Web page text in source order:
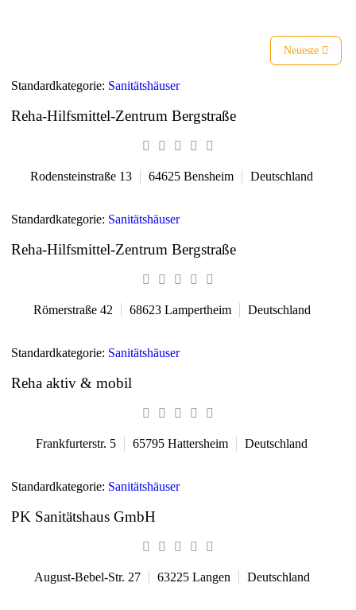
Neueste
Standardkategorie: Sanitätshäuser
Reha-Hilfsmittel-Zentrum Bergstraße
Rodensteinstraße 13 64625 Bensheim Deutschland
Standardkategorie: Sanitätshäuser
Reha-Hilfsmittel-Zentrum Bergstraße
Römerstraße 42 68623 Lampertheim Deutschland
Standardkategorie: Sanitätshäuser
Reha aktiv & mobil
Frankfurterstr. 5 65795 Hattersheim Deutschland
Standardkategorie: Sanitätshäuser
PK Sanitätshaus GmbH
August-Bebel-Str. 27 63225 Langen Deutschland